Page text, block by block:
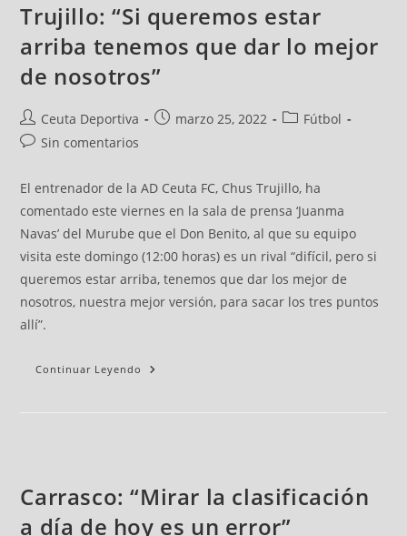
Trujillo: “Si queremos estar
arriba tenemos que dar lo mejor
de nosotros”
Ceuta Deportiva marzo 25, 2022
Fútbol
Sin comentarios
El entrenador de la AD Ceuta FC, Chus Trujillo, ha
comentado este viernes en la sala de prensa ‘Juanma
Navas’ del Murube que el Don Benito, al que su equipo
visita este domingo (12:00 horas) es un rival “difícil, pero si
queremos estar arriba, tenemos que dar los mejor de
nosotros, nuestra mejor versión, para sacar los tres puntos
allí”.
Continuar Leyendo
Carrasco: “Mirar la clasificación
a día de hoy es un error”